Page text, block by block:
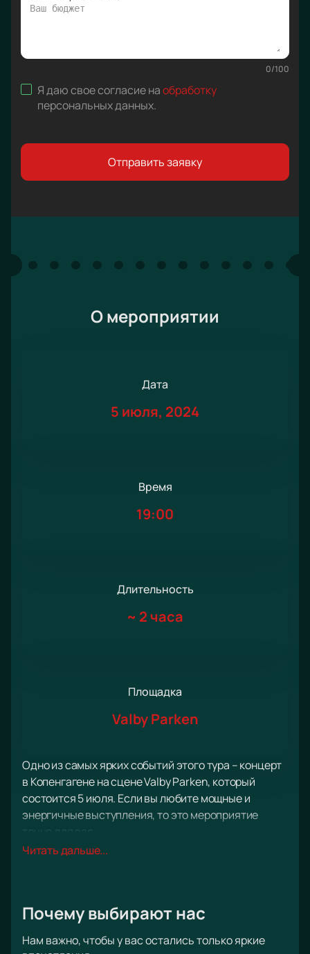
0/100
Я даю свое согласие наобработку
персональных данных.
Отправить заявку
О мероприятии
Дата
5 июля, 2024
Время
19:00
Длительность
~ 2 часа
Площадка
Valby Parken
Одно из самых ярких событий этого тура – концерт
в Копенгагене на сцене Valby Parken, который
состоится 5 июля. Если вы любите мощные и
энергичные выступления, то это мероприятие
точно для вас.
Копенгаген – идеальное место для проведения
архитектуры. Он воплощает дух свободы и
потрясающей энергетикой музыки Rammstein. Вы
Читать дальше...
Почему выбирают нас
Нам важно, чтобы у вас остались только яркие